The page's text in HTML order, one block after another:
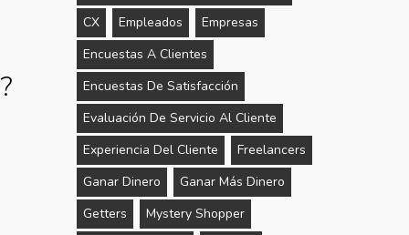
CX
Empleados
Empresas
Encuestas A Clientes
Encuestas De Satisfacción
Evaluación De Servicio Al Cliente
Experiencia Del Cliente
Freelancers
Ganar Dinero
Ganar Más Dinero
Getters
Mystery Shopper